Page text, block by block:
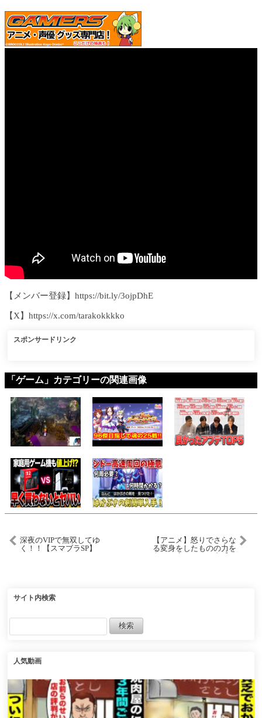
【メンバー登録】https://bit.ly/3ojpDhE
【X】https://x.com/tarakokkkko
スポンサードリンク
「ゲーム」カテゴリーの関連画像
深夜のVIPで無双してゆ
く！！【スマブラSP】
【アニメ】怒りでさらな
る変身をしたものの力を
サイト内検索
人気動画